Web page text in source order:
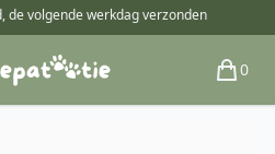
de volgende werkdag verzonden
0